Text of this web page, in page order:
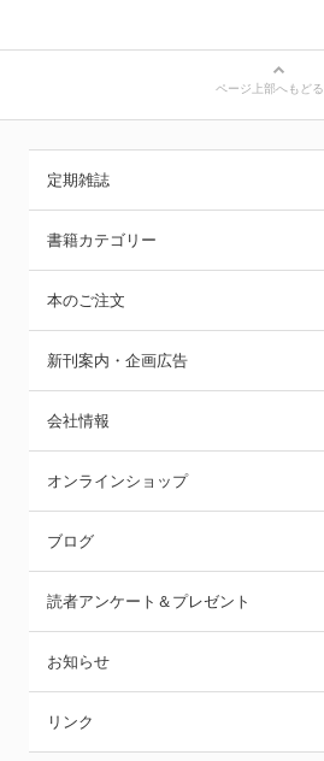
ページ上部へもどる
定期雑誌
書籍カテゴリー
本のご注文
新刊案内・企画広告
会社情報
オンラインショップ
ブログ
読者アンケート＆プレゼント
お知らせ
リンク